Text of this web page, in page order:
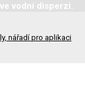
vodní disperzi.
nářadí pro aplikaci